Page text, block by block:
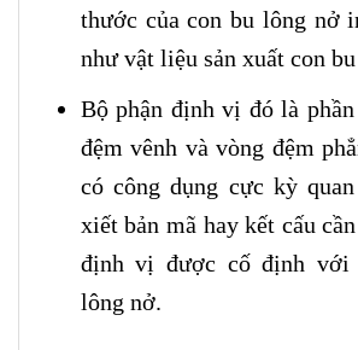
thước của con bu lông nở
như vật liệu sản xuất con
Bộ phận định vị đó là
đệm vênh và vòng đệm
có công dụng cực kỳ
xiết bản mã hay kết cấu
định vị được cố định với
lông nở.